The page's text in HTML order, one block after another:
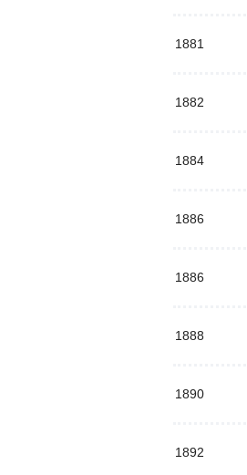
1881
1882
1884
1886
1886
1888
1890
1892